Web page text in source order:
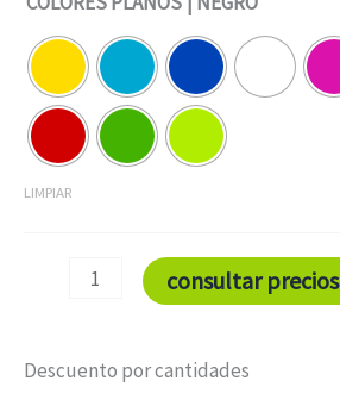
LIMPIAR
consultar precios
Descuento por cantidades